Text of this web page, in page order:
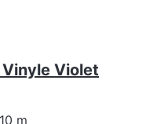
Violet
m